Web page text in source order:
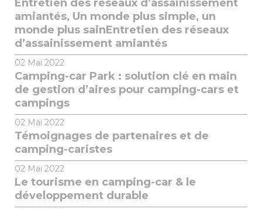
Entretien des réseaux d’assainissement
amiantés, Un monde plus simple, un
monde plus sainEntretien des réseaux
d’assainissement amiantés
02 Mai 2022
Camping-car Park : solution clé en main
de gestion d’aires pour camping-cars et
campings
02 Mai 2022
Témoignages de partenaires et de
camping-caristes
02 Mai 2022
Le tourisme en camping-car & le
développement durable